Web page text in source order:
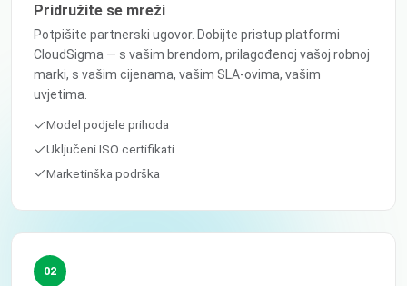
Pridružite se mreži
Potpišite partnerski ugovor. Dobijte pristup platformi
CloudSigma — s vašim brendom, prilagođenoj vašoj robnoj
marki, s vašim cijenama, vašim SLA-ovima, vašim
uvjetima.
Model podjele prihoda
Uključeni ISO certifikati
Marketinška podrška
02